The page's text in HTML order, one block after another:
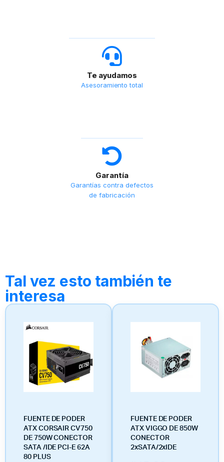
Te ayudamos
Asesoramiento total
Garantía
Garantías contra defectos
de fabricación
Tal vez esto también te
interesa
FUENTE DE PODER
ATX CORSAIR CV750
DE 750W CONECTOR
SATA /IDE PCI-E 62A
80 PLUS
FUENTE DE PODER
ATX VIGGO DE 850W
CONECTOR
2xSATA/2xIDE